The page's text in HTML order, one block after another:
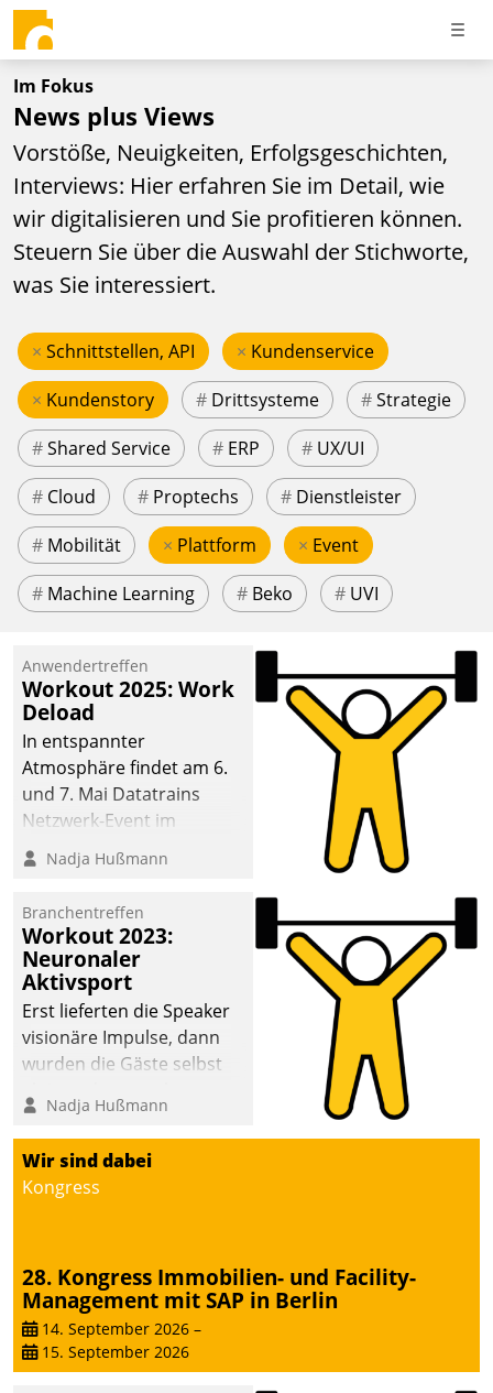
Im Fokus
News plus Views
Vorstöße, Neuigkeiten, Erfolgsgeschichten,
Interviews: Hier erfahren Sie im Detail, wie
wir digitalisieren und Sie profitieren können.
Steuern Sie über die Auswahl der Stichworte,
was Sie interessiert.
× Schnittstellen, API × Kundenservice
× Kundenstory # Drittsysteme #Strategie
#Shared Service # ERP # UX/UI
# Cloud # Proptechs # Dienstleister
# Mobilität × Plattform × Event
# Machine Learning # Beko # UVI
Anwendertreffen
Workout 2025: Work
Deload
In entspannter
Atmosphäre findet am 6.
und 7. Mai Datatrains
Netzwerk-Event im
Kunden- und Partnerkreis
statt. Zentrale Frage: Wie
Mammutprojekte
meistern und Workloads
wuppen – bei zunehmend
anspruchsvollen
Aufgaben und
abnehmendem
Nadja Hußmann
Branchentreffen
Workout 2023:
Neuronaler
Aktivsport
Erst lieferten die Speaker
visionäre Impulse, dann
wurden die Gäste selbst
methodisch
Vernetzungsideen fürs
Quartier. Dazwischen
zeigte Datatrain, was es
Nadja Hußmann
Wir sind dabei
Kongress
28. Kongress Immobilien- und Facility-
Management mit SAP in Berlin
14. September 2026 –
15. September 2026